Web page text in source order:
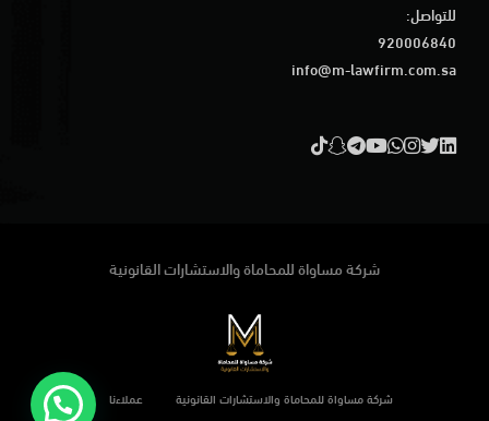
للتواصل:
920006840
info@m-lawfirm.com.sa
شركة مساواة للمحاماة والاستشارات القانونية
شركة مساواة للمحاماة والاستشارات القانونية عملاءنا
فريقنا